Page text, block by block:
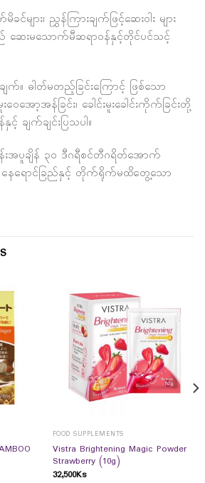
ျား၊ ညွှန်ကြားချက်ဖြင့်ဆေးဝါး များ
ဆေးမသောက်မီဆရာဝန်နှင့်တိုင်ပင်သင့်
က်။ ဓါတ်မတည့်ခြင်းကြောင့် ဖြစ်သော
ေအော့အန်ခြင်း၊ ခေါင်းမူးခေါင်းကိုက်ခြင်းတို့
ချက်ချင်းပြသပါ။
အပူချိန် ၃၀ ဒီဂရီစင်တီဂရိတ်အောက်
နေရောင်ခြည်နှင့် တိုက်ရိုက်မထိတွေ့သော
FOOD SUPPLEMENTS
Vistra Brightening Magic Powder
Strawberry (10g)
32,500Ks